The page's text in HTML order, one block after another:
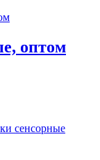
оптом